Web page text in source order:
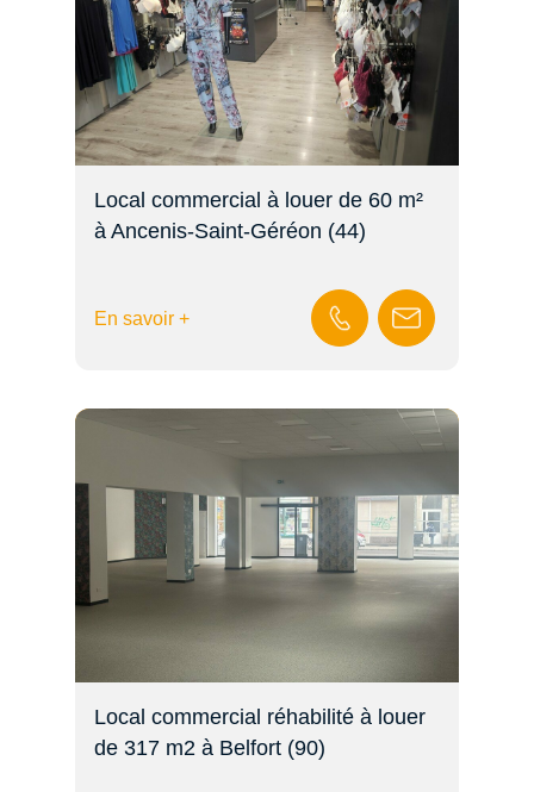
Local commercial à louer de 60 m²
à Ancenis-Saint-Géréon (44)
En savoir +
Local commercial réhabilité à louer
de 317 m2 à Belfort (90)